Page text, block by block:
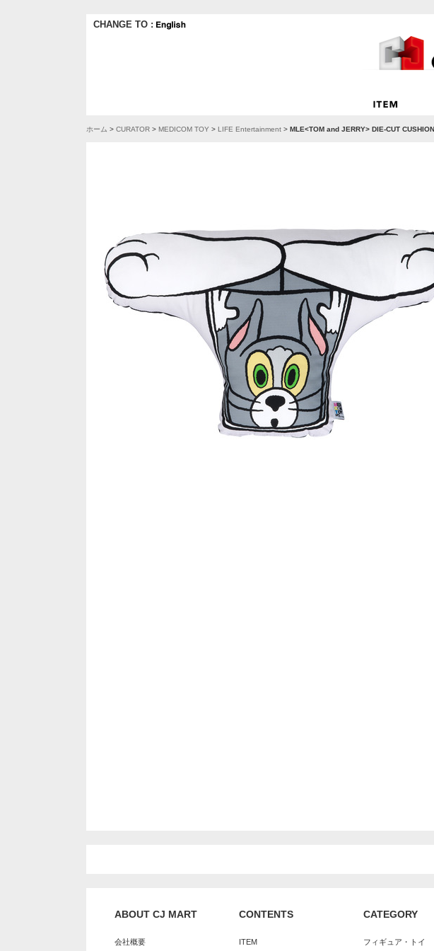
CHANGE TO :
ホーム > CURATOR > MEDICOM TOY > LIFE Entertainment > MLE<TOM and JERRY> DIE-CUT
ABOUT CJ MART
会社概要
CONTENTS
ITEM
CATEGORY
フィギュア・トイ